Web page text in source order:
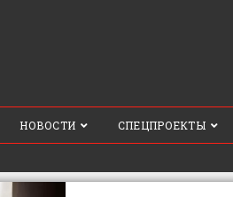
НОВОСТИ СПЕЦПРОЕКТЫ